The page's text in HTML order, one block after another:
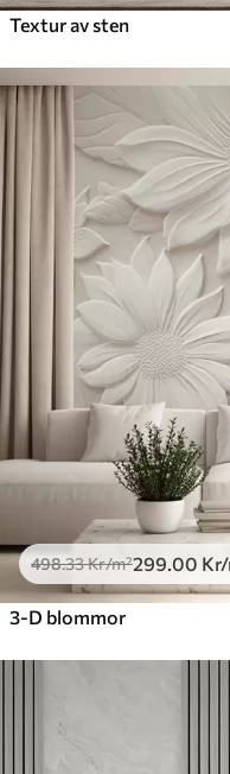
Textur av sten
498.33Kr/m²299 .00 Kr/
3-D blommor